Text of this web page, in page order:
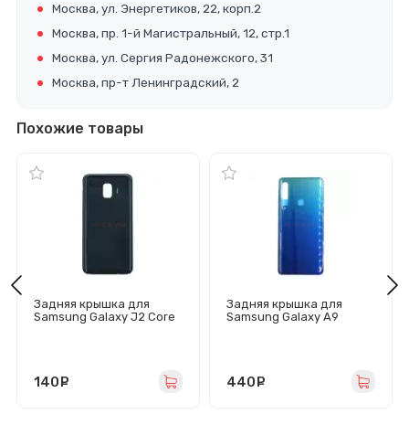
Москва, ул. Энергетиков, 22, корп.2
Москва, пр. 1-й Магистральный, 12, стр.1
Москва, ул. Сергия Радонежского, 31
Москва, пр-т Ленинградский, 2
Похожие товары
Задняя крышка для
Samsung Galaxy J2 Core
140
Задняя крышка для
Samsung Galaxy A9
440